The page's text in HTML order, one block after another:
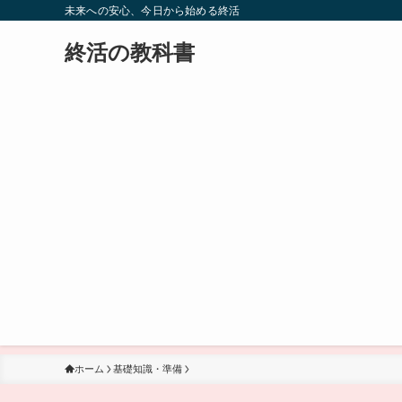
未来への安心、今日から始める終活
終活の教科書
ホーム 基礎知識・準備